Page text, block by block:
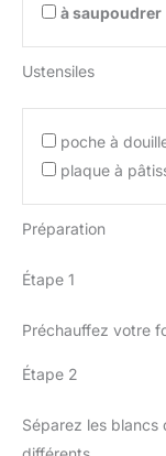
à saupoudrer
Ustensiles
poche à
plaque à
Préparation
Étape 1
Préchauffez votre
Étape 2
Séparez les blancs